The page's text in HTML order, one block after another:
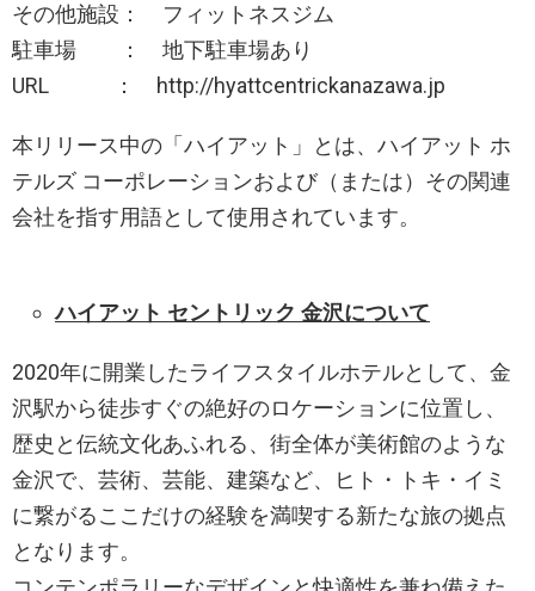
その他施設： フィットネスジム
駐車場 ： 地下駐車場あり
URL ： http://hyattcentrickanazawa.jp
本リリース中の「ハイアット」とは、ハイアット ホ
テルズ コーポレーションおよび（または）その関連
会社を指す用語として使用されています。
ハイアット セントリック 金沢について
2020年に開業したライフスタイルホテルとして、金
沢駅から徒歩すぐの絶好のロケーションに位置し、
歴史と伝統文化あふれる、街全体が美術館のような
金沢で、芸術、芸能、建築など、ヒト・トキ・イミ
に繋がるここだけの経験を満喫する新たな旅の拠点
となります。